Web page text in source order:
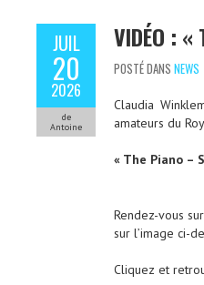
JUIL
20
2026
de
Antoine
VIDÉO : «
POSTÉ DANS NEWS
Claudia
amateurs du
« The Piano –
Rendez-vous
sur l’image ci-
Cliquez et